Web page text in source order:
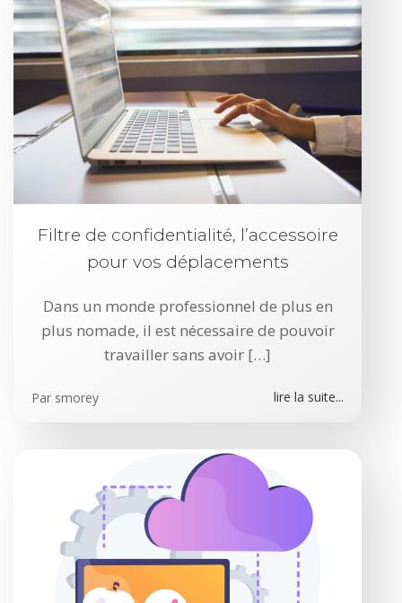
Filtre de confidentialité, l’accessoire
pour vos déplacements
Dans un monde professionnel de plus en
plus nomade, il est nécessaire de pouvoir
travailler sans avoir […]
Par smorey lire la suite...